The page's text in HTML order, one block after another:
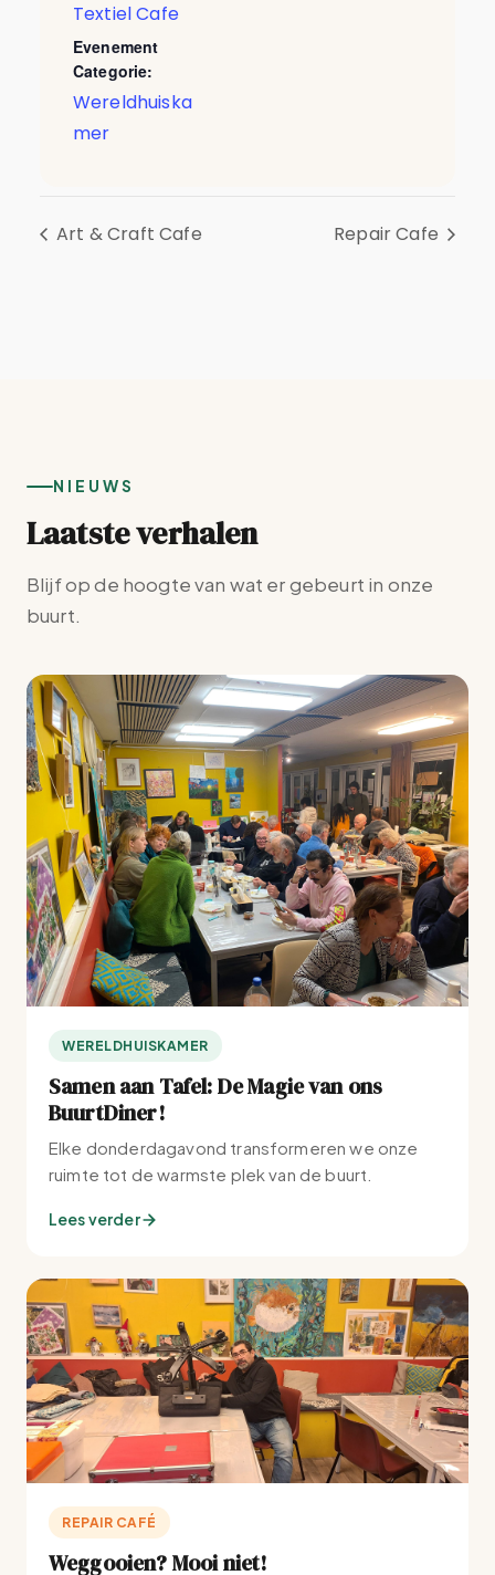
Textiel Cafe
Evenement
Categorie:
Wereldhuiska
mer
Art & Craft Cafe Repair Cafe
NIEUWS
Laatste verhalen
Blijf op de hoogte van wat er gebeurt in onze
buurt.
WERELDHUISKAMER
Samen aan Tafel: De Magie van ons
BuurtDiner!
Elke donderdagavond transformeren we onze
ruimte tot de warmste plek van de buurt.
Lees verder
REPAIR CAFÉ
Weggooien? Mooi niet!